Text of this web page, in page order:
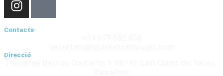
Contacte
Direcció